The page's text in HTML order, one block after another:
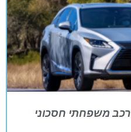
רכב משפחתי חסכוני